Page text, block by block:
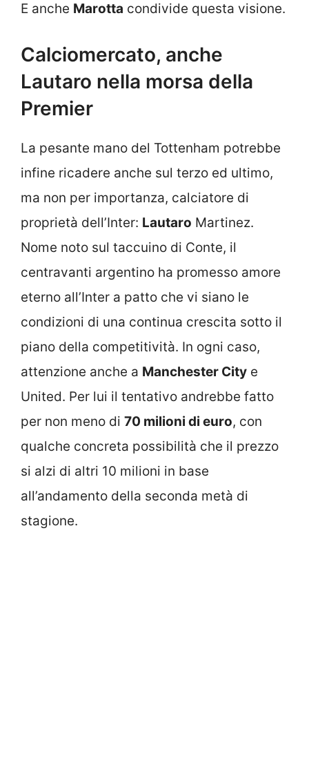
E anche Marotta condivide questa visione.
Calciomercato, anche
Lautaro nella morsa della
Premier
La pesante mano del Tottenham potrebbe
infine ricadere anche sul terzo ed ultimo,
ma non per importanza, calciatore di
proprietà dell’Inter: Lautaro Martinez.
Nome noto sul taccuino di Conte, il
centravanti argentino ha promesso amore
eterno all’Inter a patto che vi siano le
condizioni di una continua crescita sotto il
piano della competitività. In ogni caso,
attenzione anche a Manchester City e
United. Per lui il tentativo andrebbe fatto
per non meno di 70 milioni di euro, con
qualche concreta possibilità che il prezzo
si alzi di altri 10 milioni in base
all’andamento della seconda metà di
stagione.